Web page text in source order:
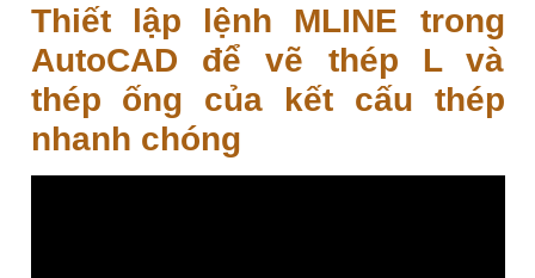
Thiết lập lệnh MLINE trong
AutoCAD để vẽ thép L và
thép ống của kết cấu thép
nhanh chóng